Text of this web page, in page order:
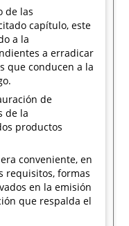
de las
capítulo, este
a la
a erradicar
que conducen a la
de
de la
productos
conveniente, en
requisitos, formas
en la emisión
que respalda el